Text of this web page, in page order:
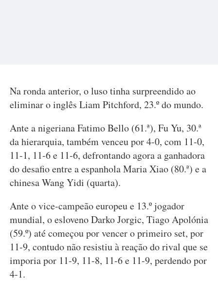
Na ronda anterior, o luso tinha surpreendido ao
eliminar o inglês Liam Pitchford, 23.º do mundo.
Ante a nigeriana Fatimo Bello (61.ª), Fu Yu, 30.ª
da hierarquia, também venceu por 4-0, com 11-0,
11-1, 11-6 e 11-6, defrontando agora a ganhadora
do desafio entre a espanhola Maria Xiao (80.ª) e a
chinesa Wang Yidi (quarta).
Ante o vice-campeão europeu e 13.º jogador
mundial, o esloveno Darko Jorgic, Tiago Apolónia
(59.º) até começou por vencer o primeiro set, por
11-9, contudo não resistiu à reação do rival que se
imporia por 11-9, 11-8, 11-6 e 11-9, perdendo por
4-1.